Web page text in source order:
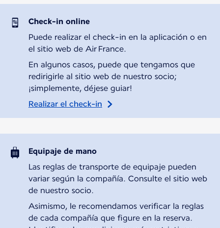
Check-in online
Puede realizar el check-in en la aplicación o en
el sitio web de Air France.
En algunos casos, puede que tengamos que
redirigirle al sitio web de nuestro socio;
¡simplemente, déjese guiar!
Realizar el check-in
Equipaje de mano
Las reglas de transporte de equipaje pueden
variar según la compañía. Consulte el sitio web
de nuestro socio.
Asimismo, le recomendamos verificar la reglas
de cada compañía que figure en la reserva.